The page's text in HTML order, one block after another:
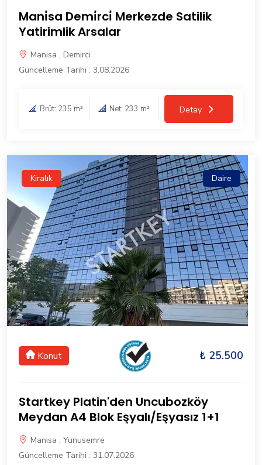
Mani̇sa Demi̇rci̇ Merkezde Satilik
Yatirimlik Arsalar
Manisa , Demirci
Güncelleme Tarihi : 3.08.2026
Brüt: 235 m² Net: 233 m² Detay
Kiralık Daire
Konut ₺ 25.500
Startkey Platin'den Uncubozköy
Meydan A4 Blok Eşyalı/Eşyasız 1+1
Manisa , Yunusemre
Güncelleme Tarihi : 31.07.2026